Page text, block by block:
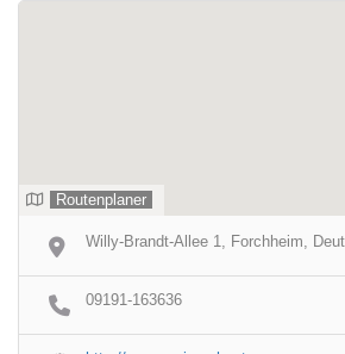
Routenplaner
Willy-Brandt-Allee 1, Forchheim,
09191-163636